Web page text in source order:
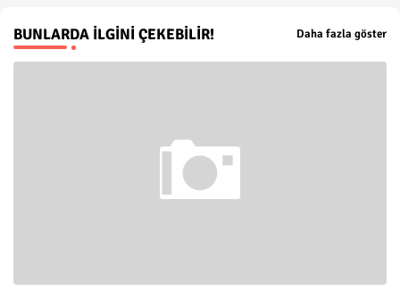
BUNLARDA İLGINI ÇEKEBILIR! Daha fazla göster